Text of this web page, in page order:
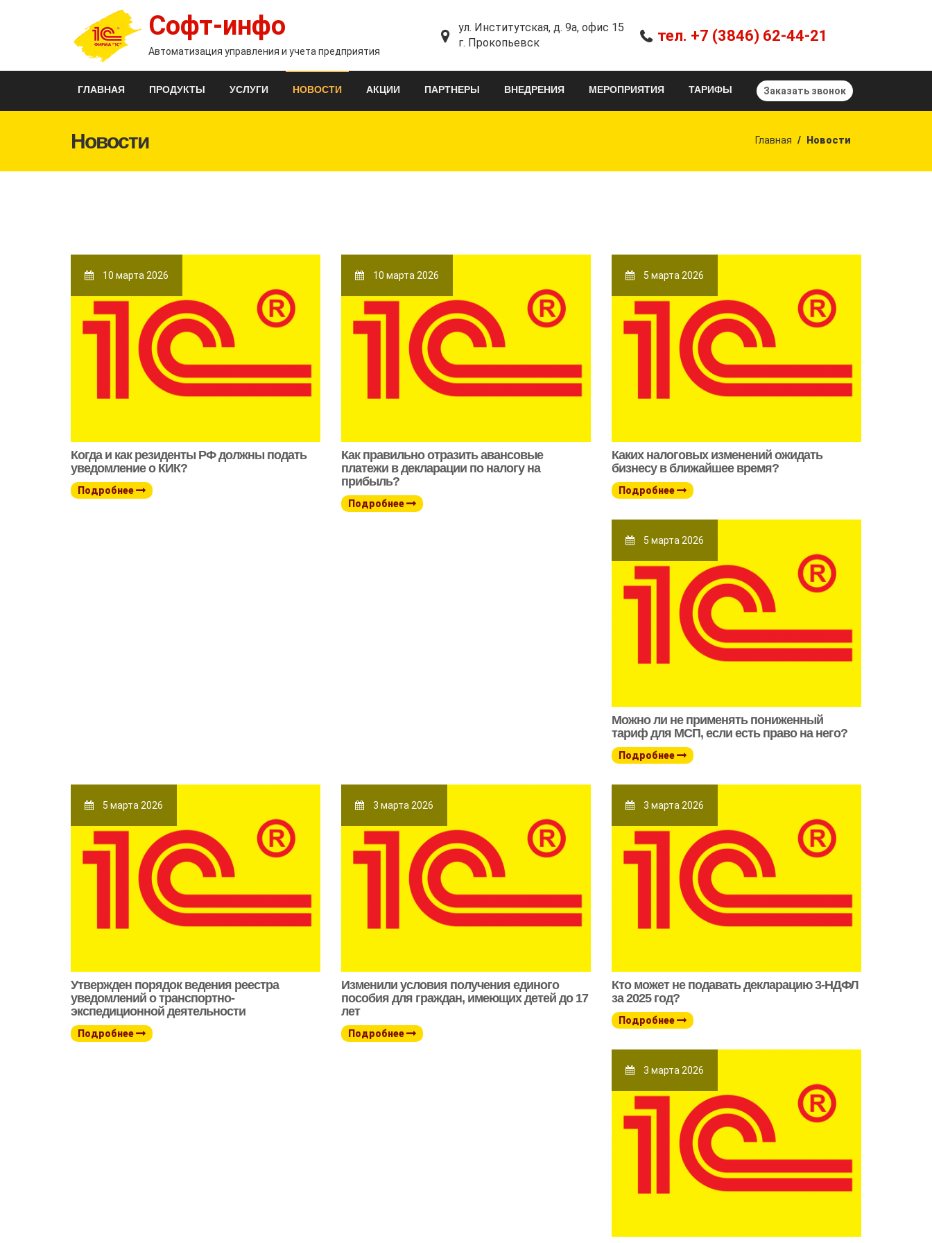
Софт-инфо
Автоматизация управления и учета предприятия
ул. Институтская, д. 9а, офис 15
г. Прокопьевск
тел. +7 (3846) 62-44-21
ГЛАВНАЯ ПРОДУКТЫ УСЛУГИ НОВОСТИ АКЦИИ ПАРТНЕРЫ ВНЕДРЕНИЯ МЕРОПРИЯТИЯ ТАРИФЫ Заказать звонок
Новости Главная Новости
10 марта 2026
Когда и как резиденты РФ должны подать
уведомление о КИК?
Подробнее
10 марта 2026
Как правильно отразить авансовые
платежи в декларации по налогу на
прибыль?
Подробнее
5 марта 2026
Каких налоговых изменений ожидать
бизнесу в ближайшее время?
Подробнее
5 марта 2026
Можно ли не применять пониженный
тариф для МСП, если есть право на него?
Подробнее
5 марта 2026
Утвержден порядок ведения реестра
уведомлений о транспортно-
экспедиционной деятельности
Подробнее
3 марта 2026
Изменили условия получения единого
пособия для граждан, имеющих детей до 17
лет
Подробнее
3 марта 2026
Кто может не подавать декларацию 3-НДФЛ
за 2025 год?
Подробнее
3 марта 2026